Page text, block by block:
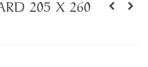
205 X 260